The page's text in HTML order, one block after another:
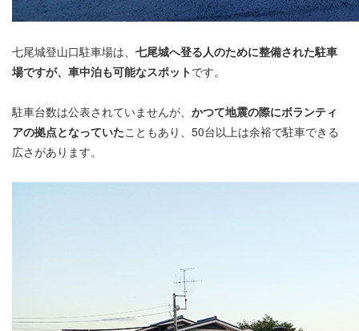
七尾城登山口駐車場は、 七尾城へ登る人のために整備された駐車
場ですが、車中泊も可能なスポットです。
駐車台数は公表されていませんが、 かつて地震の際にボランティ
アの拠点となっていたこともあり、50台以上は余裕で駐車できる
広さがあります。